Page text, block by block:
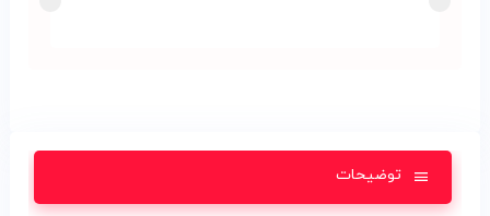
توضیحات